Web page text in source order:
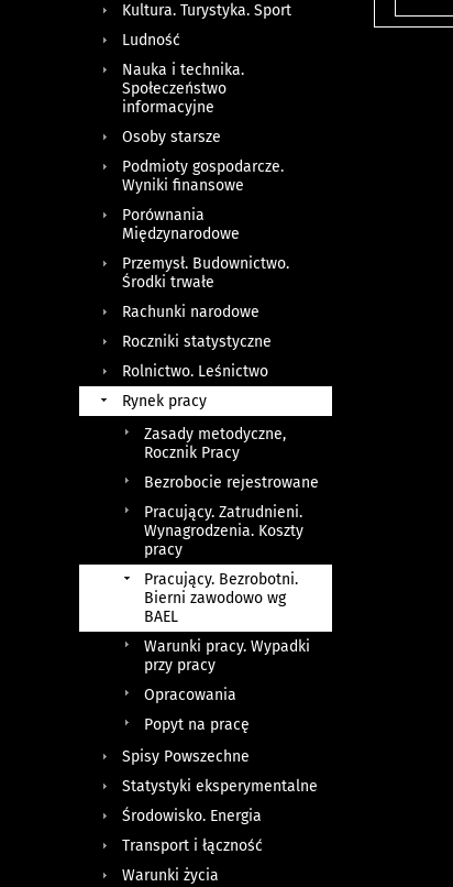
Kultura. Turystyka. Sport
Ludność
Nauka i technika.
Społeczeństwo
informacyjne
Osoby starsze
Podmioty gospodarcze.
Wyniki finansowe
Porównania
Międzynarodowe
Przemysł. Budownictwo.
Środki trwałe
Rachunki narodowe
Roczniki statystyczne
Rolnictwo. Leśnictwo
Rynek pracy
Zasady metodyczne,
Rocznik Pracy
Bezrobocie rejestrowane
Pracujący. Zatrudnieni.
Wynagrodzenia. Koszty
pracy
Pracujący. Bezrobotni.
Bierni zawodowo wg
BAEL
Warunki pracy. Wypadki
przy pracy
Opracowania
Popyt na pracę
Spisy Powszechne
Statystyki eksperymentalne
Środowisko. Energia
Transport i łączność
Warunki życia